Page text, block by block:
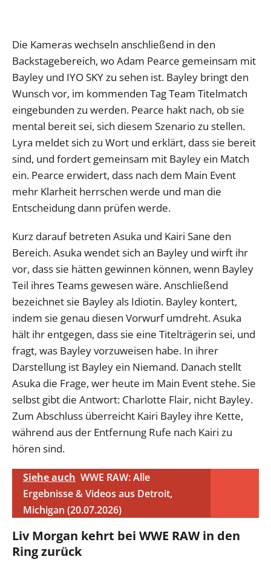
Die Kameras wechseln anschließend in den
Backstagebereich, wo Adam Pearce gemeinsam mit
Bayley und IYO SKY zu sehen ist. Bayley bringt den
Wunsch vor, im kommenden Tag Team Titelmatch
eingebunden zu werden. Pearce hakt nach, ob sie
mental bereit sei, sich diesem Szenario zu stellen.
Lyra meldet sich zu Wort und erklärt, dass sie bereit
sind, und fordert gemeinsam mit Bayley ein Match
ein. Pearce erwidert, dass nach dem Main Event
mehr Klarheit herrschen werde und man die
Entscheidung dann prüfen werde.
Kurz darauf betreten Asuka und Kairi Sane den
Bereich. Asuka wendet sich an Bayley und wirft ihr
vor, dass sie hätten gewinnen können, wenn Bayley
Teil ihres Teams gewesen wäre. Anschließend
bezeichnet sie Bayley als Idiotin. Bayley kontert,
indem sie genau diesen Vorwurf umdreht. Asuka
hält ihr entgegen, dass sie eine Titelträgerin sei, und
fragt, was Bayley vorzuweisen habe. In ihrer
Darstellung ist Bayley ein Niemand. Danach stellt
Asuka die Frage, wer heute im Main Event stehe. Sie
selbst gibt die Antwort: Charlotte Flair, nicht Bayley.
Zum Abschluss überreicht Kairi Bayley ihre Kette,
während aus der Entfernung Rufe nach Kairi zu
hören sind.
Siehe auch WWE RAW: Alle
Ergebnisse & Videos aus Detroit,
Michigan (20.07.2026)
Liv Morgan kehrt bei WWE RAW in den
Ring zurück